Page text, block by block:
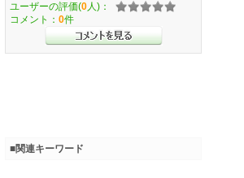
ユーザーの評価(0 人)：
コメント： 0件
■関連キーワード